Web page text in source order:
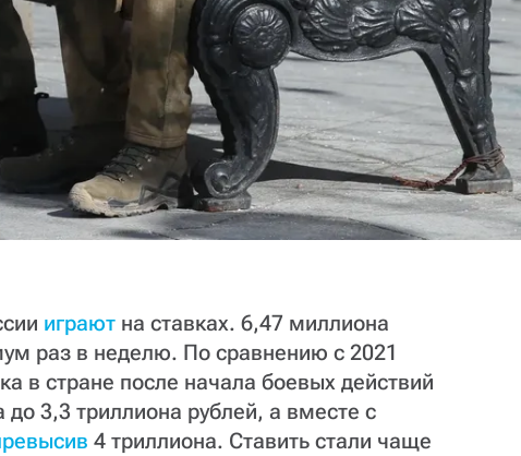
играют на ставках. 6,47 миллиона
раз в неделю. По сравнению с 2021
в стране после начала боевых действий
3,3 триллиона рублей, а вместе с
4 триллиона. Ставить стали чаще